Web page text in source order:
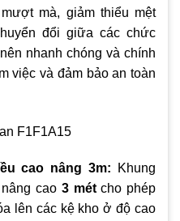
mà, giảm thiểu mệt
đổi giữa các chức
nhanh chóng và chính
việc và đảm bảo an toàn
cao nâng 3m: Khung
cao 3 métcho phép
lên các kệ kho ở độ cao